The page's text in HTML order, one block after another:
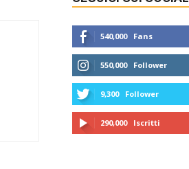
540,000 Fans
550,000 Follower
9,300 Follower
290,000 Iscritti